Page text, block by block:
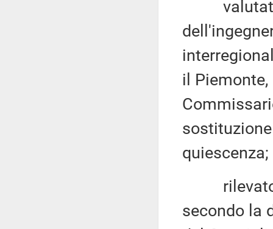
valutata
il
quiescenza;
rilevato
secondo la